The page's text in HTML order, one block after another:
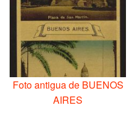
Foto antigua de BUENOS
AIRES